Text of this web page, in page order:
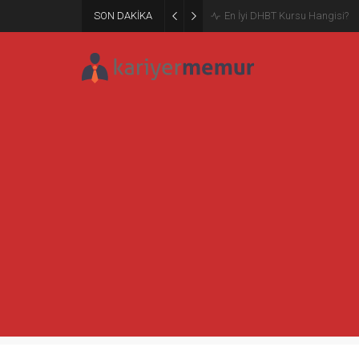
SON DAKİKA Burcular Pen — Sakarya’da